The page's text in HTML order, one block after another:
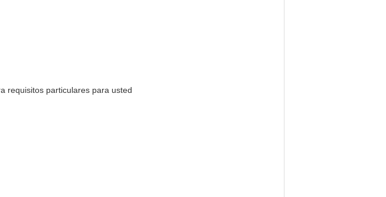
requisitos particulares para usted